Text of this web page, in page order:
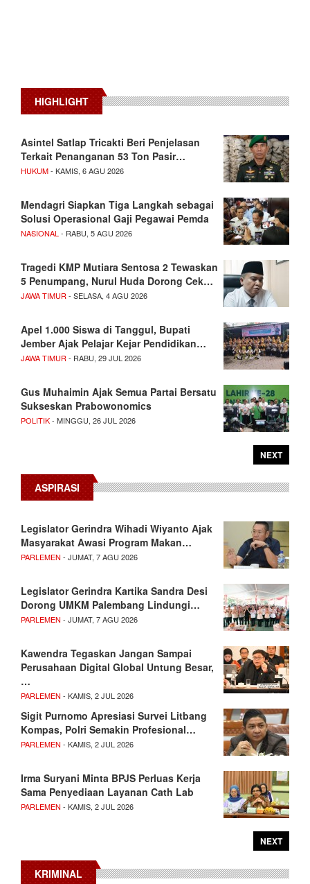
HIGHLIGHT
Asintel Satlap Tricakti Beri Penjelasan
Terkait Penanganan 53 Ton Pasir…
HUKUM- KAMIS, 6 AGU 2026
Mendagri Siapkan Tiga Langkah sebagai
Solusi Operasional Gaji Pegawai Pemda
NASIONAL - RABU, 5 AGU 2026
Tragedi KMP Mutiara Sentosa 2 Tewaskan
5 Penumpang, Nurul Huda Dorong Cek…
JAWA TIMUR - SELASA, 4 AGU 2026
Apel 1.000 Siswa di Tanggul, Bupati
Jember Ajak Pelajar Kejar Pendidikan…
JAWA TIMUR - RABU, 29 JUL 2026
Gus Muhaimin Ajak Semua Partai Bersatu
Sukseskan Prabowonomics
POLITIK- MINGGU, 26 JUL 2026
NEXT
ASPIRASI
Legislator Gerindra Wihadi Wiyanto Ajak
Masyarakat Awasi Program Makan…
PARLEMEN - JUMAT, 7 AGU 2026
Legislator Gerindra Kartika Sandra Desi
Dorong UMKM Palembang Lindungi…
PARLEMEN - JUMAT, 7 AGU 2026
Kawendra Tegaskan Jangan Sampai
Perusahaan Digital Global Untung Besar,
…
PARLEMEN - KAMIS, 2 JUL 2026
Sigit Purnomo Apresiasi Survei Litbang
Kompas, Polri Semakin Profesional…
PARLEMEN - KAMIS, 2 JUL 2026
Irma Suryani Minta BPJS Perluas Kerja
Sama Penyediaan Layanan Cath Lab
PARLEMEN - KAMIS, 2 JUL 2026
NEXT
KRIMINAL